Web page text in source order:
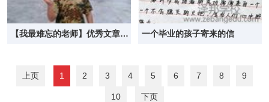
【我最难忘的老师】优秀文章选
一个毕业的孩子寄来的信
上页 1 2 3 4 5 6 7 8 9
10 下页